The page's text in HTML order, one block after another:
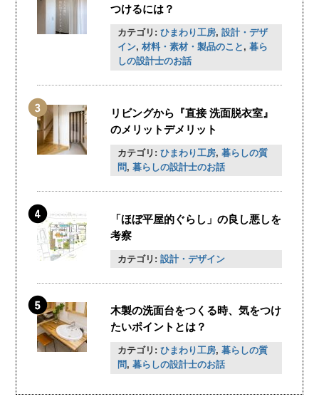
つけるには？
カテゴリ: ひまわり工房, 設計・デザ
イン, 材料・素材・製品のこと , 暮ら
しの設計士のお話
リビングから『直接 洗面脱衣室』
のメリットデメリット
カテゴリ: ひまわり工房, 暮らしの質
問, 暮らしの設計士のお話
「ほぼ平屋的ぐらし」の良し悪しを
考察
カテゴリ: 設計・デザイン
木製の洗面台をつくる時、気をつけ
たいポイントとは？
カテゴリ: ひまわり工房, 暮らしの質
問, 暮らしの設計士のお話